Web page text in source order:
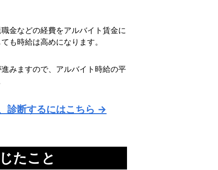
金などの経費をアルバイト賃金に
も時給は高めになります。
みますので、アルバイト時給の平
診断するにはこちら →
たこと